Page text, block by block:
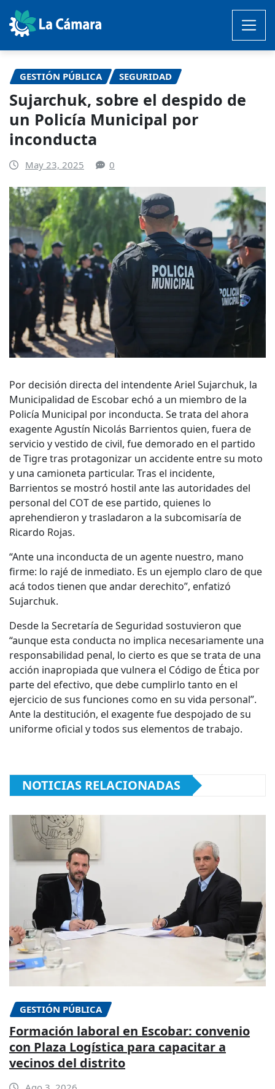
Saltar
contenido
GESTIÓN PÚBLICA SEGURIDAD
Sujarchuk, sobre el despido de
un Policía Municipal por
inconducta
May 23, 2025 0
Por decisión directa del intendente Ariel Sujarchuk, la
Municipalidad de Escobar echó a un miembro de la
Policía Municipal por inconducta. Se trata del ahora
exagente Agustín Nicolás Barrientos quien, fuera de
servicio y vestido de civil, fue demorado en el partido
de Tigre tras protagonizar un accidente entre su moto
y una camioneta particular. Tras el incidente,
Barrientos se mostró hostil ante las autoridades del
personal del COT de ese partido, quienes lo
aprehendieron y trasladaron a la subcomisaría de
Ricardo Rojas.
“Ante una inconducta de un agente nuestro, mano
firme: lo rajé de inmediato. Es un ejemplo claro de que
acá todos tienen que andar derechito”, enfatizó
Sujarchuk.
Desde la Secretaría de Seguridad sostuvieron que
“aunque esta conducta no implica necesariamente una
responsabilidad penal, lo cierto es que se trata de una
acción inapropiada que vulnera el Código de Ética por
parte del efectivo, que debe cumplirlo tanto en el
ejercicio de sus funciones como en su vida personal”.
Ante la destitución, el exagente fue despojado de su
uniforme oficial y todos sus elementos de trabajo.
NOTICIAS RELACIONADAS
GESTIÓN PÚBLICA
Formación laboral en Escobar: convenio
con Plaza Logística para capacitar a
vecinos del distrito